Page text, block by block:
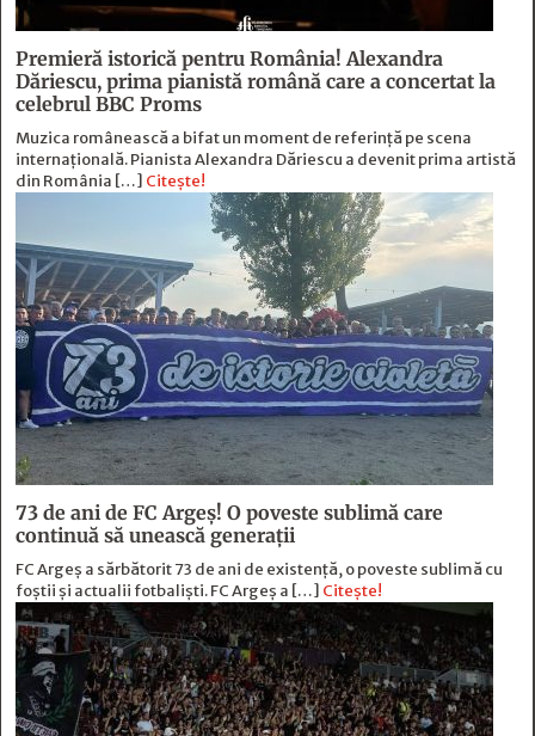
Premieră istorică pentru România! Alexandra
Dăriescu, prima pianistă română care a concertat la
celebrul BBC Proms
Muzica românească a bifat un moment de referință pe scena
internațională. Pianista Alexandra Dăriescu a devenit prima artistă
din România […] Citește!
73 de ani de FC Argeş! O poveste sublimă care
continuă să unească generaţii
FC Argeș a sărbătorit 73 de ani de existență, o poveste sublimă cu
foștii și actualii fotbaliști. FC Argeș a […] Citește!